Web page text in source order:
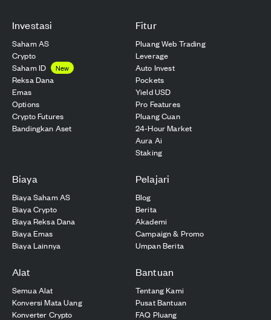
Investasi
Saham AS
Crypto
Saham ID
New
Reksa Dana
Emas
Options
Crypto Futures
Bandingkan Aset
Fitur
Pluang Web Trading
Leverage
Auto Invest
Pockets
Yield USD
Pro Features
Pluang Cuan
24-Hour Market
Aura Ai
Staking
Biaya
Biaya Saham AS
Biaya Crypto
Biaya Reksa Dana
Biaya Emas
Biaya Lainnya
Pelajari
Blog
Berita
Akademi
Campaign & Promo
Umpan Berita
Alat
Semua Alat
Konversi Mata Uang
Konverter Crypto
Bantuan
Tentang Kami
Pusat Bantuan
FAQ Pluang